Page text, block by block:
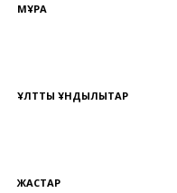
МҰРА
ҰЛТТЫҚ ҚҰНДЫЛЫҚТАР
ЖАСТАР